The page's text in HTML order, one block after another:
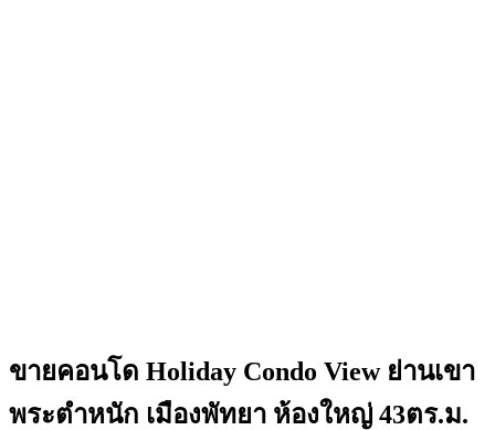
ขายคอนโด Holiday Condo View ย่านเขา
พระตำหนัก เมืองพัทยา ห้องใหญ่ 43ตร.ม.